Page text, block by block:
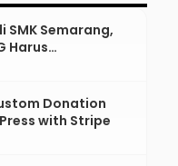
SMK Semarang,
Harus
Donation
with Stripe